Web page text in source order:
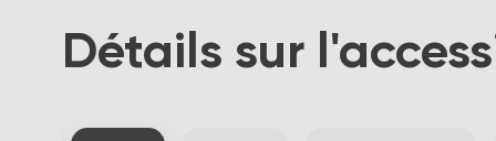
Détails sur